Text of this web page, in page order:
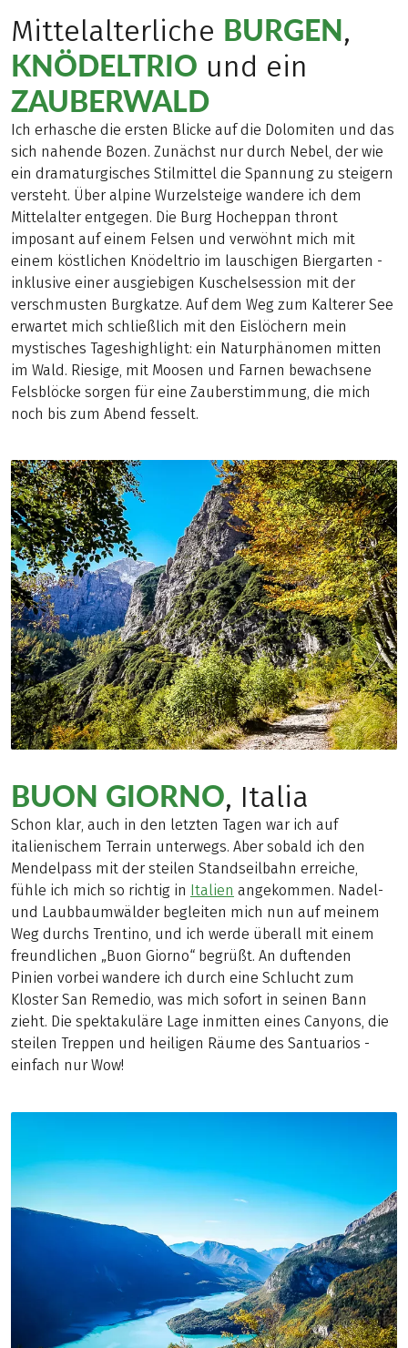
Mittelalterliche BURGEN,
KNÖDELTRIO und ein
ZAUBERWALD
Ich erhasche die ersten Blicke auf die Dolomiten und das
sich nahende Bozen. Zunächst nur durch Nebel, der wie
ein dramaturgisches Stilmittel die Spannung zu steigern
versteht. Über alpine Wurzelsteige wandere ich dem
Mittelalter entgegen. Die Burg Hocheppan thront
imposant auf einem Felsen und verwöhnt mich mit
einem köstlichen Knödeltrio im lauschigen Biergarten -
inklusive einer ausgiebigen Kuschelsession mit der
verschmusten Burgkatze. Auf dem Weg zum Kalterer See
erwartet mich schließlich mit den Eislöchern mein
mystisches Tageshighlight: ein Naturphänomen mitten
im Wald. Riesige, mit Moosen und Farnen bewachsene
Felsblöcke sorgen für eine Zauberstimmung, die mich
noch bis zum Abend fesselt.
BUON GIORNO, Italia
Schon klar, auch in den letzten Tagen war ich auf
italienischem Terrain unterwegs. Aber sobald ich den
Mendelpass mit der steilen Standseilbahn erreiche,
fühle ich mich so richtig in Italien angekommen. Nadel-
und Laubbaumwälder begleiten mich nun auf meinem
Weg durchs Trentino, und ich werde überall mit einem
freundlichen „Buon Giorno“ begrüßt. An duftenden
Pinien vorbei wandere ich durch eine Schlucht zum
Kloster San Remedio, was mich sofort in seinen Bann
zieht. Die spektakuläre Lage inmitten eines Canyons, die
steilen Treppen und heiligen Räume des Santuarios -
einfach nur Wow!